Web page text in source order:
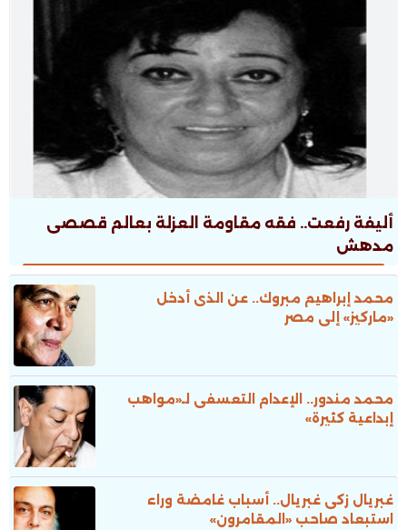
أليفة رفعت.. فقه مقاومة العزلة بعالم قصصى
مدهش
محمد إبراهيم مبروك.. عن الذى أدخل
«ماركيز» إلى مصر
محمد مندور.. الإعدام التعسفى لـ«مواهب
إبداعية كثيرة»
غبريال زكى غبريال.. أسباب غامضة وراء
استبعاد صاحب «المقامرون»